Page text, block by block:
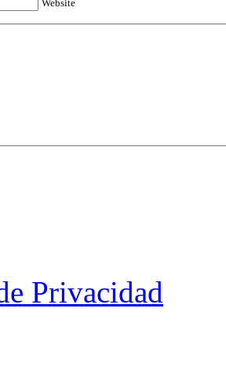
Website
Privacidad